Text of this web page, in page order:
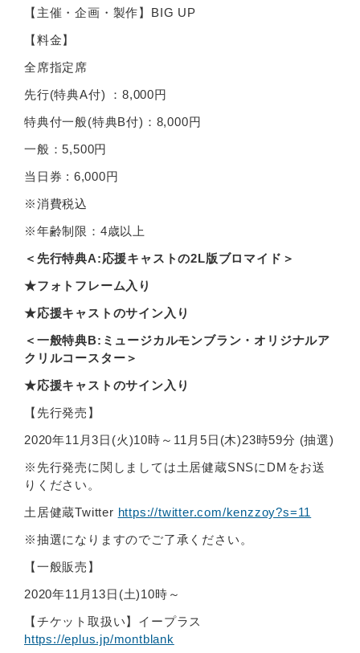
【主催・企画・製作】BIG UP
【料金】
全席指定席
先行(特典A付) ：8,000円
特典付一般(特典B付)：8,000円
一般：5,500円
当日券 : 6,000円
※消費税込
※年齢制限：4歳以上
＜先行特典A:応援キャストの2L版ブロマイド＞
★フォトフレーム入り
★応援キャストのサイン入り
＜一般特典B: ミュージカルモンブラン・オリジナルア
クリルコースター＞
★応援キャストのサイン入り
【先行発売】
2020年11月3日(火)10時～11月5日(木)23時59分 (抽選)
※先行発売に関しましては土居健蔵SNSにDMをお送
りください。
土居健蔵Twitter https://twitter.com/kenzzoy?s=11
※抽選になりますのでご了承ください。
【一般販売】
2020年11月13日(土)10時～
【チケット取扱い】イープラス
https://eplus.jp/montblank